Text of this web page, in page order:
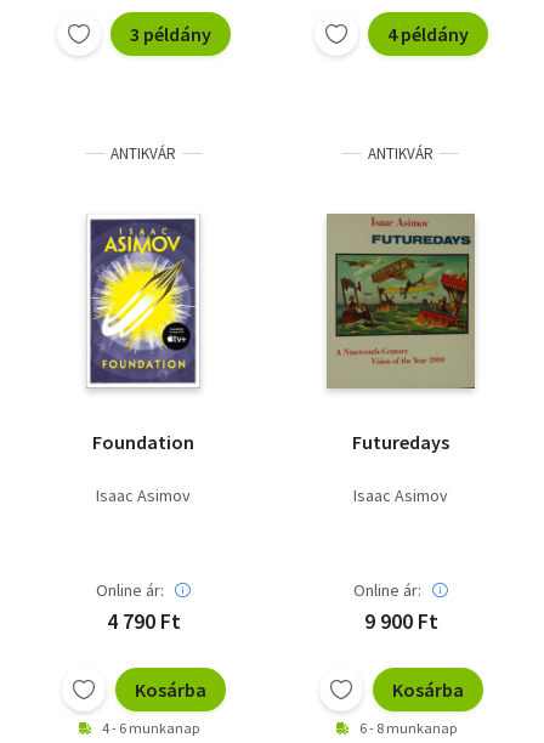
3 példány 4 példány
ANTIKVÁR
Foundation
Isaac Asimov
Online ár:
4 790 Ft
Kosárba
4 - 6 munkanap
ANTIKVÁR
Futuredays
Isaac Asimov
Online ár:
9 900 Ft
Kosárba
6 - 8 munkanap